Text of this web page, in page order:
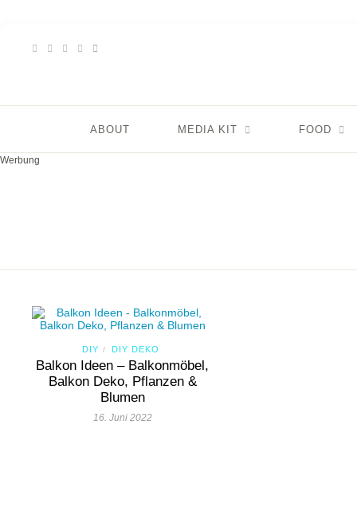
ABOUT MEDIA KIT FOOD
Werbung
DIY / DIY DEKO
Balkon Ideen – Balkonmöbel,
Balkon Deko, Pflanzen &
Blumen
16. Juni 2022